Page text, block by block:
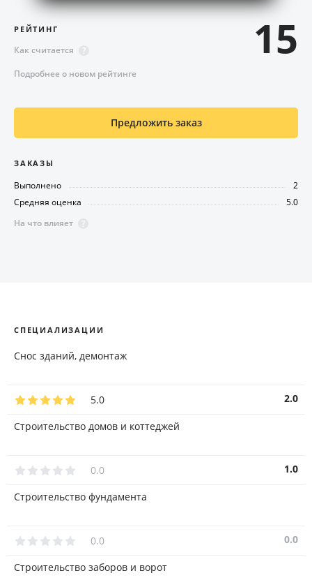
15
РЕЙТИНГ
Как считается
?
Подробнее о новом рейтинге
Предложить заказ
ЗАКАЗЫ
Выполнено
2
Средняя оценка
5.0
На что влияет
?
СПЕЦИАЛИЗАЦИИ
Снос зданий, демонтаж
5.0 2.0
Строительство домов и коттеджей
0.0 1.0
Строительство фундамента
0.0 0.0
Строительство заборов и ворот